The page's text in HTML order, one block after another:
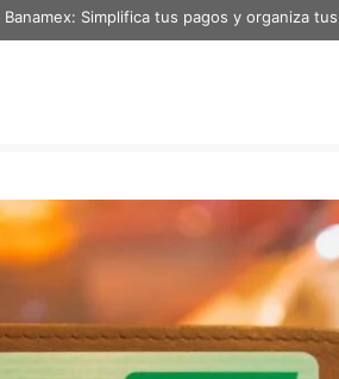
Simplifica tus pagos y organiza